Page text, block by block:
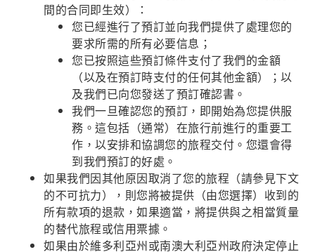
間的合同即生效）：
您已經進行了預訂並向我們提供了處理您的
要求所需的所有必要信息；
您已按照這些預訂條件支付了我們的金額
（以及在預訂時支付的任何其他金額）；以
及我們已向您發送了預訂確認書。
我們一旦確認您的預訂，即開始為您提供服
務。這包括（通常）在旅行前進行的重要工
作，以安排和協調您的旅程交付。您還會得
到我們預訂的好處。
如果我們因其他原因取消了您的旅程（請參見下文
的不可抗力），則您將被提供（由您選擇）收到的
所有款項的退款，如果適當，將提供與之相當質量
的替代旅程或信用票據。
如果由於維多利亞州或南澳大利亞州政府決定停止